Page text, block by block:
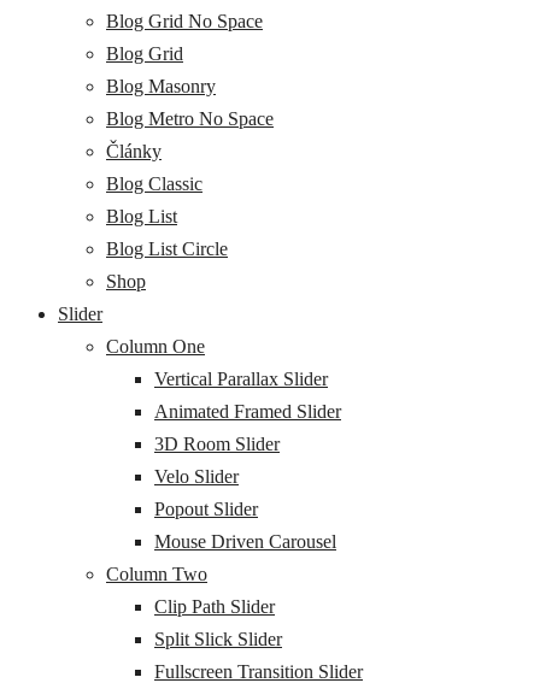
Blog Grid No Space
Blog Grid
Blog Masonry
Blog Metro No Space
Články
Blog Classic
Blog List
Blog List Circle
Shop
Slider
Column One
Vertical Parallax Slider
Animated Framed Slider
3D Room Slider
Velo Slider
Popout Slider
Mouse Driven Carousel
Column Two
Clip Path Slider
Split Slick Slider
Fullscreen Transition Slider